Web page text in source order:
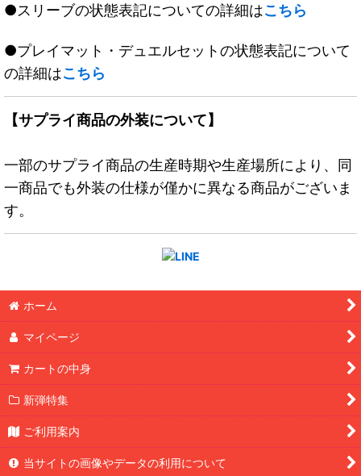
●スリーブの状態表記についての詳細はこちら
●プレイマット・デュエルセットの状態表記について
の詳細はこちら
【サプライ商品の外装について】
一部のサプライ商品の生産時期や生産場所により、同
一商品でも外装の仕様が僅かに異なる商品がございま
す。
ホーム
マイページ
カートの中身
新弾特集
ご利用案内
当サイトの画像やデータの利用について